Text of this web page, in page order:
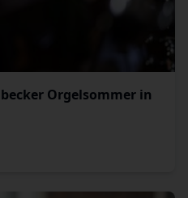
Orgelsommer in